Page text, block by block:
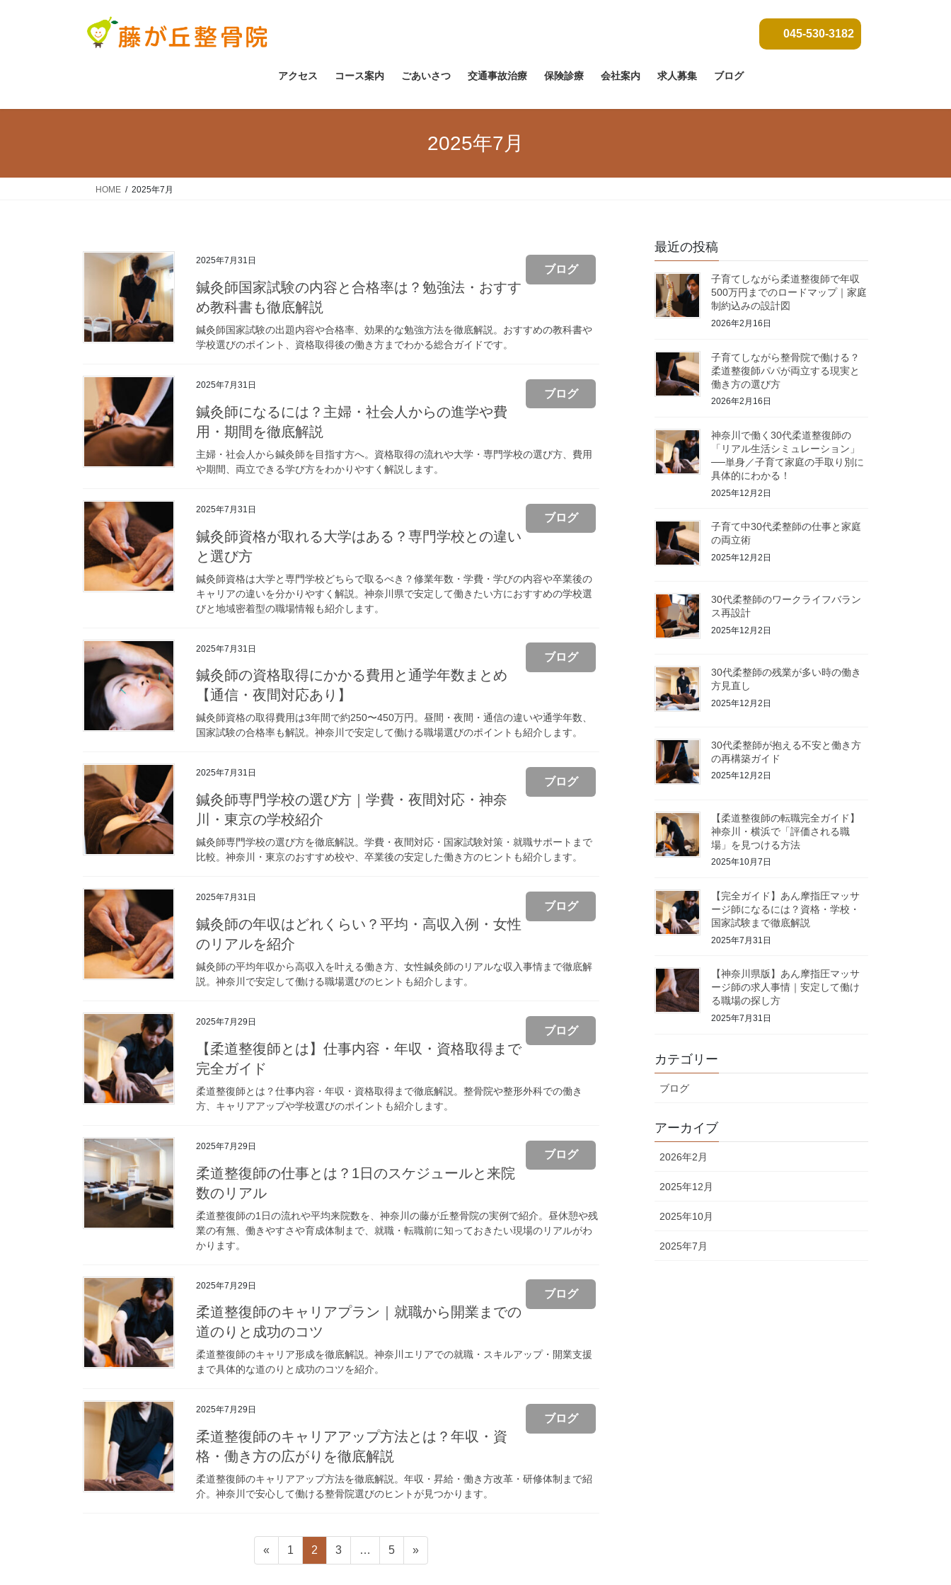
ス
ン
045-530-3182
アクセス コース案内 ごあいさつ 交通事故治療 保険診療 会社案内 求人募集 ブログ
2025年7月
HOME 2025年7月
2025年7月31日
ブログ
鍼灸師国家試験の内容と合格率は？勉強法・おすす
め教科書も徹底解説
鍼灸師国家試験の出題内容や合格率、効果的な勉強方法を徹底解説。おすすめの教科書や
学校選びのポイント、資格取得後の働き方までわかる総合ガイドです。
2025年7月31日
ブログ
鍼灸師になるには？主婦・社会人からの進学や費
用・期間を徹底解説
主婦・社会人から鍼灸師を目指す方へ。資格取得の流れや大学・専門学校の選び方、費用
や期間、両立できる学び方をわかりやすく解説します。
2025年7月31日
ブログ
鍼灸師資格が取れる大学はある？専門学校との違い
と選び方
鍼灸師資格は大学と専門学校どちらで取るべき？修業年数・学費・学びの内容や卒業後の
キャリアの違いを分かりやすく解説。神奈川県で安定して働きたい方におすすめの学校選
びと地域密着型の職場情報も紹介します。
2025年7月31日
ブログ
鍼灸師の資格取得にかかる費用と通学年数まとめ
【通信・夜間対応あり】
鍼灸師資格の取得費用は3年間で約250〜450万円。昼間・夜間・通信の違いや通学年数、
国家試験の合格率も解説。神奈川で安定して働ける職場選びのポイントも紹介します。
2025年7月31日
ブログ
鍼灸師専門学校の選び方｜学費・夜間対応・神奈
川・東京の学校紹介
鍼灸師専門学校の選び方を徹底解説。学費・夜間対応・国家試験対策・就職サポートまで
比較。神奈川・東京のおすすめ校や、卒業後の安定した働き方のヒントも紹介します。
2025年7月31日
ブログ
鍼灸師の年収はどれくらい？平均・高収入例・女性
のリアルを紹介
鍼灸師の平均年収から高収入を叶える働き方、女性鍼灸師のリアルな収入事情まで徹底解
説。神奈川で安定して働ける職場選びのヒントも紹介します。
2025年7月29日
ブログ
【柔道整復師とは】仕事内容・年収・資格取得まで
完全ガイド
柔道整復師とは？仕事内容・年収・資格取得まで徹底解説。整骨院や整形外科での働き
方、キャリアアップや学校選びのポイントも紹介します。
2025年7月29日
ブログ
柔道整復師の仕事とは？1日のスケジュールと来院
数のリアル
柔道整復師の1日の流れや平均来院数を、神奈川の藤が丘整骨院の実例で紹介。昼休憩や残
業の有無、働きやすさや育成体制まで、就職・転職前に知っておきたい現場のリアルがわ
かります。
2025年7月29日
ブログ
柔道整復師のキャリアプラン｜就職から開業までの
道のりと成功のコツ
柔道整復師のキャリア形成を徹底解説。神奈川エリアでの就職・スキルアップ・開業支援
まで具体的な道のりと成功のコツを紹介。
2025年7月29日
ブログ
柔道整復師のキャリアアップ方法とは？年収・資
格・働き方の広がりを徹底解説
柔道整復師のキャリアアップ方法を徹底解説。年収・昇給・働き方改革・研修体制まで紹
介。神奈川で安心して働ける整骨院選びのヒントが見つかります。
«
固
定
1
固
定
2
固
定
3 …
固
定
5 »
最近の投稿
子育てしながら柔道整復師で年収
500万円までのロードマップ｜家庭
制約込みの設計図
2026年2月16日
子育てしながら整骨院で働ける？
柔道整復師パパが両立する現実と
働き方の選び方
2026年2月16日
神奈川で働く30代柔道整復師の
「リアル生活シミュレーション」
──単身／子育て家庭の手取り別に
具体的にわかる！
2025年12月2日
子育て中30代柔整師の仕事と家庭
の両立術
2025年12月2日
30代柔整師のワークライフバラン
ス再設計
2025年12月2日
30代柔整師の残業が多い時の働き
方見直し
2025年12月2日
30代柔整師が抱える不安と働き方
の再構築ガイド
2025年12月2日
【柔道整復師の転職完全ガイド】
神奈川・横浜で「評価される職
場」を見つける方法
2025年10月7日
【完全ガイド】あん摩指圧マッサ
ージ師になるには？資格・学校・
国家試験まで徹底解説
2025年7月31日
【神奈川県版】あん摩指圧マッサ
ージ師の求人事情｜安定して働け
る職場の探し方
2025年7月31日
カテゴリー
ブログ
アーカイブ
2026年2月
2025年12月
2025年10月
2025年7月